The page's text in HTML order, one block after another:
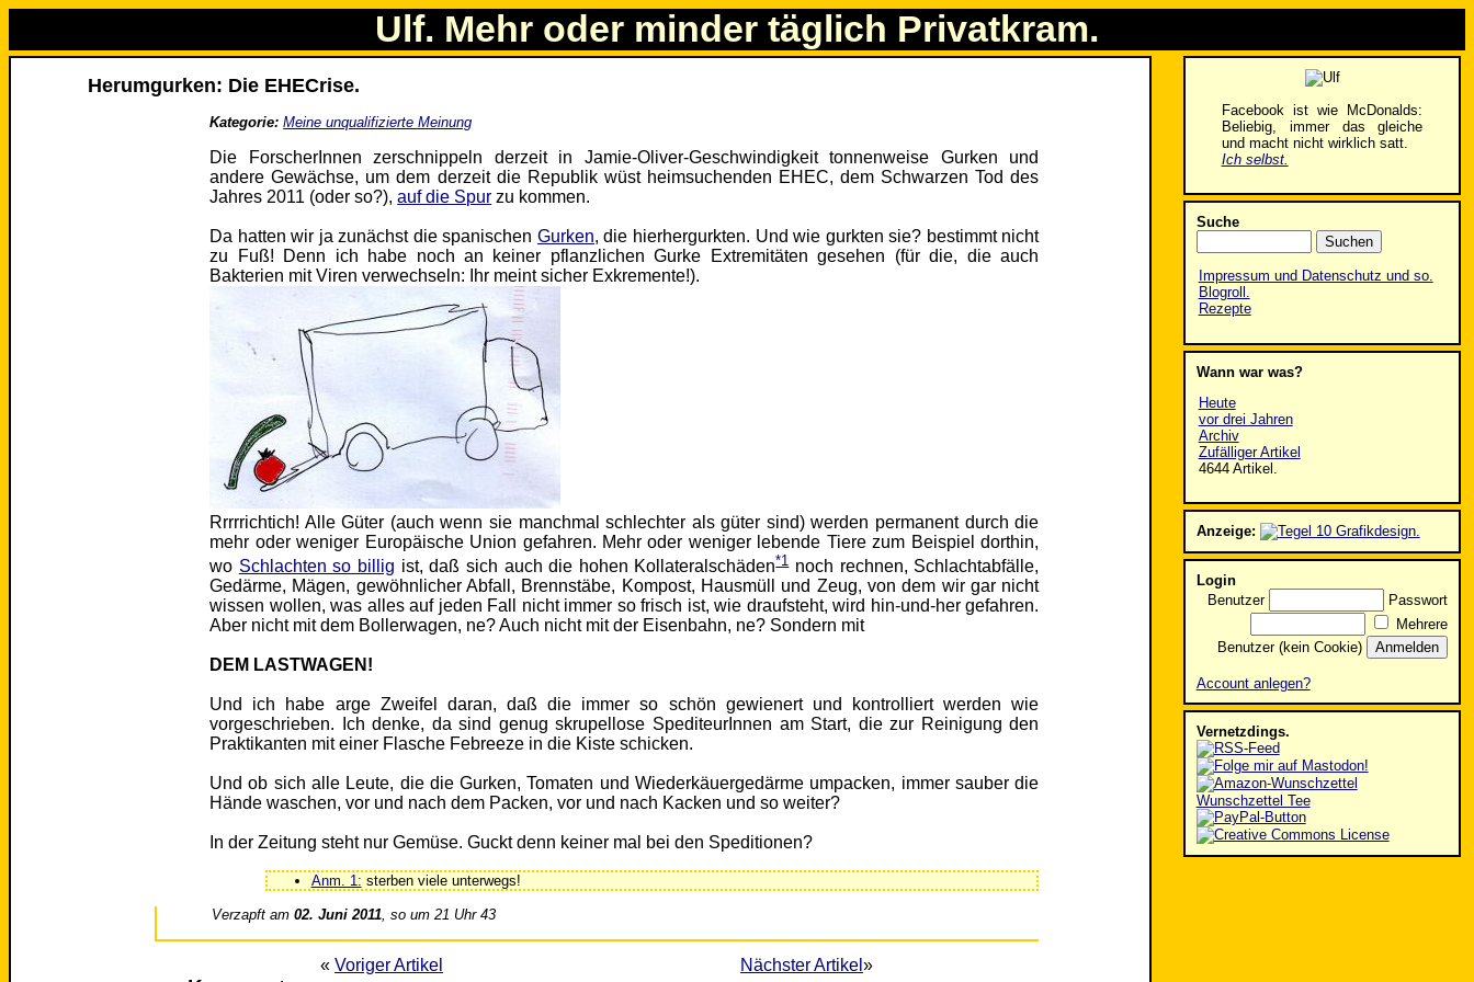
Ulf. Mehr oder minder täglich Privatkram.
Herumgurken: Die EHECrise.
Kategorie: Meine unqualifizierte Meinung
Die ForscherInnen zerschnippeln derzeit in Jamie-Oliver-Geschwindigkeit tonnenweise Gurken und
andere Gewächse, um dem derzeit die Republik wüst heimsuchenden EHEC, dem Schwarzen Tod des
Jahres 2011 (oder so?),auf die Spur zu kommen.
Da hatten wir ja zunächst die spanischen Gurken, die hierhergurkten. Und wie gurkten sie? bestimmt nicht
zu Fuß! Denn ich habe noch an keiner pflanzlichen Gurke Extremitäten gesehen (für die, die auch
Bakterien mit Viren verwechseln: Ihr meint sicher Exkremente!).
Rrrrrichtich! Alle Güter (auch wenn sie manchmal schlechter als güter sind) werden permanent durch die
mehr oder weniger Europäische Union gefahren. Mehr oder weniger lebende Tiere zum Beispiel dorthin,
wo Schlachten so billig ist, daß sich auch die hohen Kollateralschäden*1noch rechnen, Schlachtabfälle,
Gedärme, Mägen, gewöhnlicher Abfall, Brennstäbe, Kompost, Hausmüll und Zeug, von dem wir gar nicht
wissen wollen, was alles auf jeden Fall nicht immer so frisch ist, wie draufsteht, wird hin-und-her gefahren.
Aber nicht mit dem Bollerwagen, ne? Auch nicht mit der Eisenbahn, ne? Sondern mit
DEM LASTWAGEN!
Und ich habe arge Zweifel daran, daß die immer so schön gewienert und kontrolliert werden wie
vorgeschrieben. Ich denke, da sind genug skrupellose SpediteurInnen am Start, die zur Reinigung den
Praktikanten mit einer Flasche Febreeze in die Kiste schicken.
Und ob sich alle Leute, die die Gurken, Tomaten und Wiederkäuergedärme umpacken, immer sauber die
Hände waschen, vor und nach dem Packen, vor und nach Kacken und so weiter?
In der Zeitung steht nur Gemüse. Guckt denn keiner mal bei den Speditionen?
Anm. 1: sterben viele unterwegs!
Verzapft am02. Juni 2011 , so um 21 Uhr 43
« Voriger Artikel Nächster Artikel »
Facebook ist wie McDonalds:
Beliebig, immer das gleiche
und macht nicht wirklich satt.
Ich selbst.
Suche
Impressum und Datenschutz und so.
Blogroll.
Rezepte
Wann war was?
Heute
vor drei Jahren
Archiv
Zufälliger Artikel
4644 Artikel.
Anzeige:
Login
Benutzer
Passwort
Mehrere
Benutzer (kein Cookie)
Account anlegen?
Vernetzdings.
Wunschzettel Tee